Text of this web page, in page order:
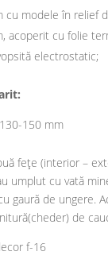
cu modele în relief
acoperit cu folie
electrostatic;
150 mm
fețe (interior –
umplut cu vată
gaură de
de